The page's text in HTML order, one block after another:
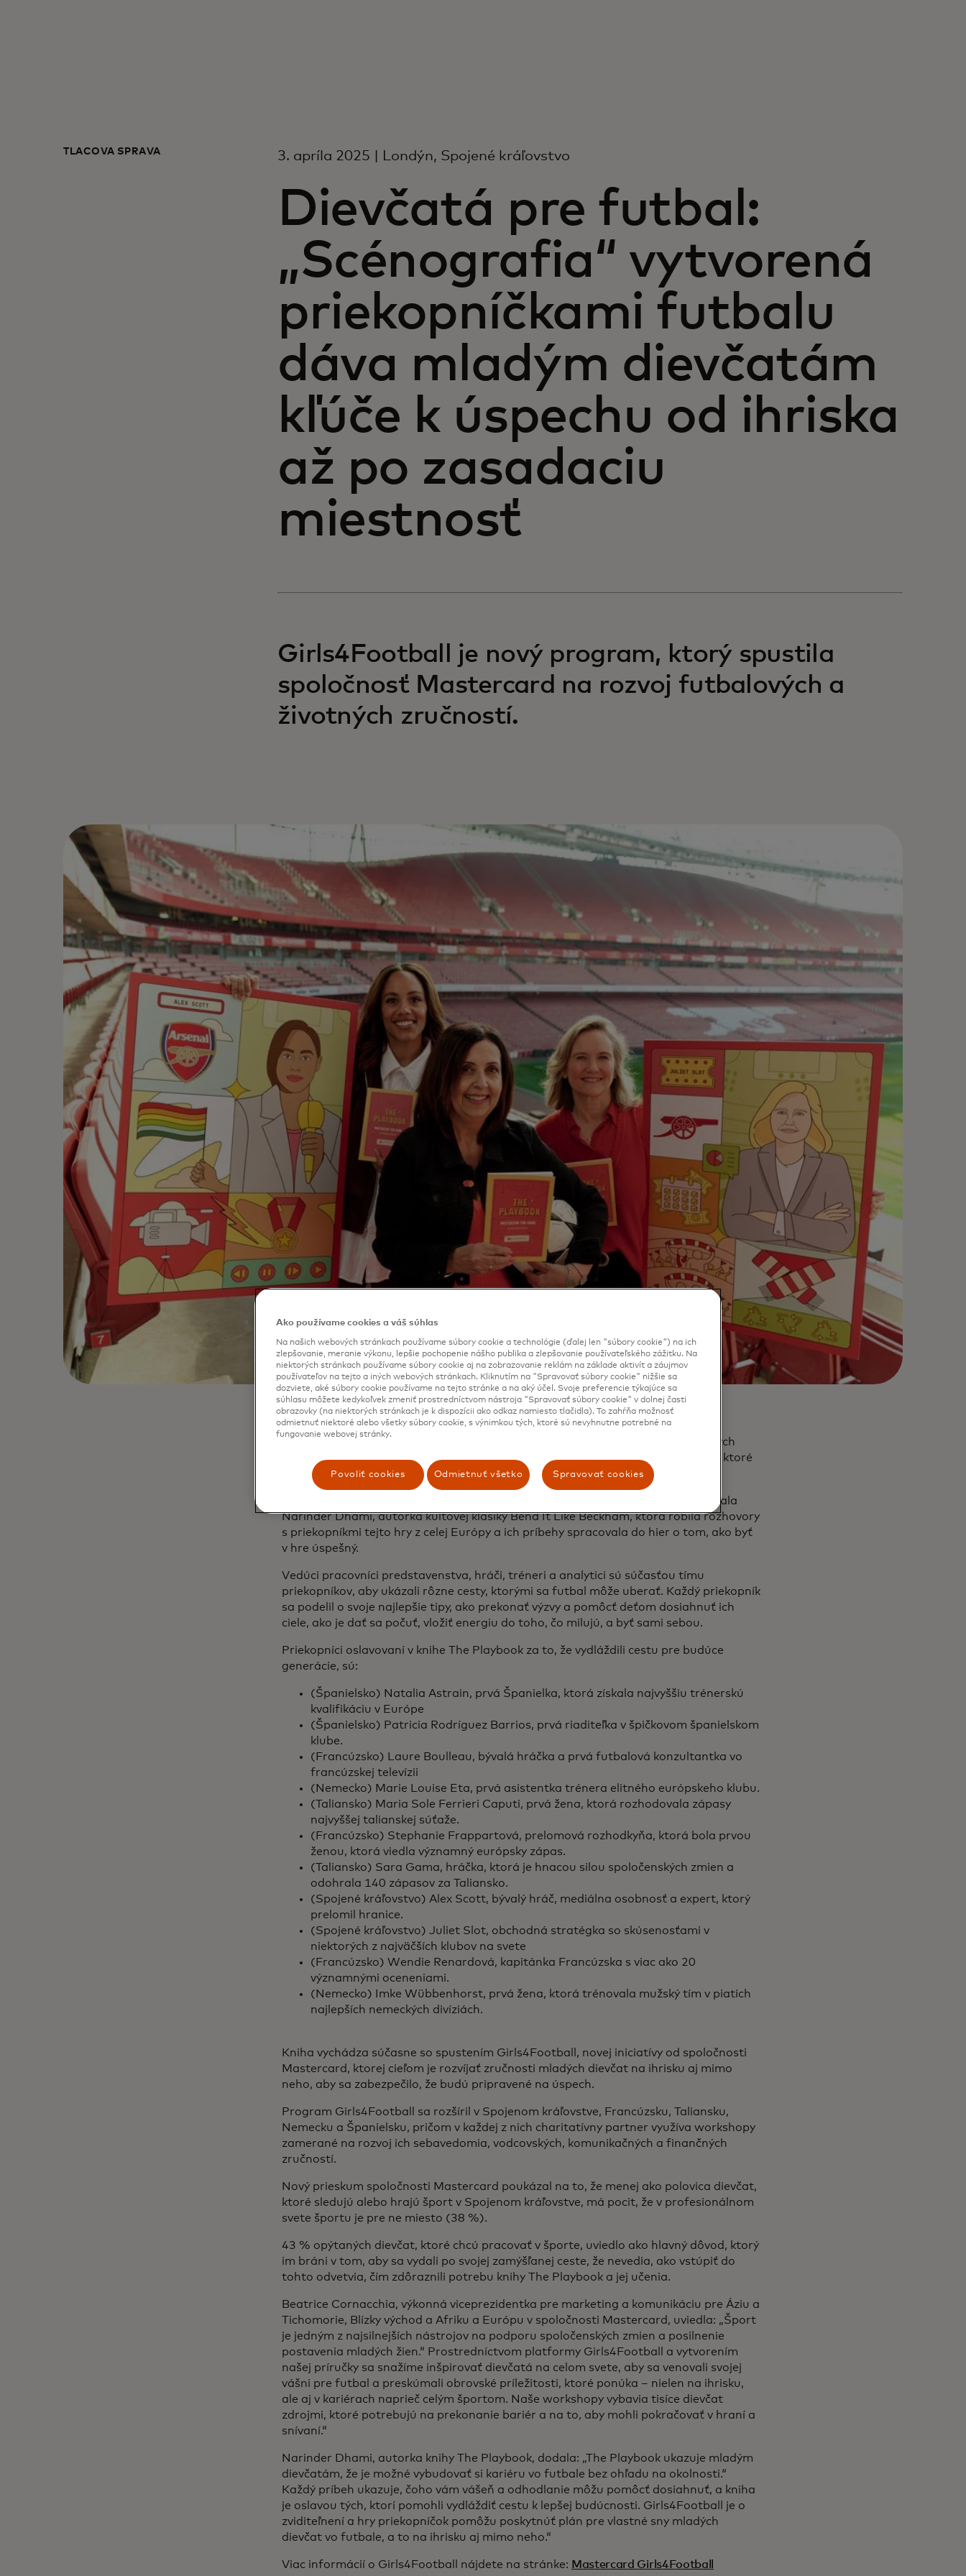
TLAČOVÁ SPRÁVA 3. apríla 2025 | Londýn, Spojené kráľovstvo
Dievčatá pre futbal:
„Scénografia“ vytvorená
priekopníčkami futbalu
dáva mladým dievčatám
kľúče k úspechu od ihriska
až po zasadaciu
miestnosť
Girls4Football je nový program, ktorý spustila
spoločnosť Mastercard na rozvoj futbalových a
životných zručností.
Spoločnosť Mastercard zhromaždila príbehy jedenástich najsilnejších futbalových
priekopníčok a vytvorila taktiku, ktorej cieľom je odovzdať niektoré z vedomostí, ktoré
im pomohli dosiahnuť úspech, mladým dievčatám.
“ (Zvládni hru ako Beckham) napísala
Narinder Dhami, autorka kultovej klasiky Bend It Like Beckham, ktorá robila rozhovory
s priekopníkmi tejto hry z celej Európy a ich príbehy spracovala do hier o tom, ako byť
v hre úspešný.
Vedúci pracovníci predstavenstva, hráči, tréneri a analytici sú súčasťou tímu
priekopníkov, aby ukázali rôzne cesty, ktorými sa futbal môže uberať. Každý priekopník
sa podelil o svoje najlepšie tipy, ako prekonať výzvy a pomôcť deťom dosiahnuť ich
ciele, ako je dať sa počuť, vložiť energiu do toho, čo milujú, a byť sami sebou.
Priekopníci oslavovaní v knihe The Playbook za to, že vydláždili cestu pre budúce
generácie, sú:​
(Španielsko) Natalia Astrain, prvá Španielka, ktorá získala najvyššiu trénerskú
kvalifikáciu v Európe
(Španielsko) Patricia Rodríguez Barrios, prvá riaditeľka v špičkovom španielskom
klube.
(Francúzsko) Laure Boulleau, bývalá hráčka a prvá futbalová konzultantka vo
francúzskej televízii
(Nemecko) Marie Louise Eta, prvá asistentka trénera elitného európskeho klubu.
(Taliansko) Maria Sole Ferrieri Caputi, prvá žena, ktorá rozhodovala zápasy
najvyššej talianskej súťaže.
(Francúzsko) Stephanie Frappartová, prelomová rozhodkyňa, ktorá bola prvou
ženou, ktorá viedla významný európsky zápas.
(Taliansko) Sara Gama, hráčka, ktorá je hnacou silou spoločenských zmien a
odohrala 140 zápasov za Taliansko.
(Spojené kráľovstvo) Alex Scott, bývalý hráč, mediálna osobnosť a expert, ktorý
prelomil hranice.
(Spojené kráľovstvo) Juliet Slot, obchodná stratégka so skúsenosťami v
niektorých z najväčších klubov na svete
(Francúzsko) Wendie Renardová, kapitánka Francúzska s viac ako 20
významnými oceneniami.
(Nemecko) Imke Wübbenhorst, prvá žena, ktorá trénovala mužský tím v piatich
najlepších nemeckých divíziách.
Kniha vychádza súčasne so spustením Girls4Football, novej iniciatívy od spoločnosti
Mastercard, ktorej cieľom je rozvíjať zručnosti mladých dievčat na ihrisku aj mimo
neho, aby sa zabezpečilo, že budú pripravené na úspech.
Program Girls4Football sa rozšíril v Spojenom kráľovstve, Francúzsku, Taliansku,
Nemecku a Španielsku, pričom v každej z nich charitatívny partner využíva workshopy
zamerané na rozvoj ich sebavedomia, vodcovských, komunikačných a finančných
zručností.
Nový prieskum spoločnosti Mastercard poukázal na to, že menej ako polovica dievčat,
ktoré sledujú alebo hrajú šport v Spojenom kráľovstve, má pocit, že v profesionálnom
svete športu je pre ne miesto (38 %).
43 % opýtaných dievčat, ktoré chcú pracovať v športe, uviedlo ako hlavný dôvod, ktorý
im bráni v tom, aby sa vydali po svojej zamýšľanej ceste, že nevedia, ako vstúpiť do
tohto odvetvia, čím zdôraznili potrebu knihy The Playbook a jej učenia.
Beatrice Cornacchia, výkonná viceprezidentka pre marketing a komunikáciu pre Áziu a
Tichomorie, Blízky východ a Afriku a Európu v spoločnosti Mastercard, uviedla: „Šport
je jedným z najsilnejších nástrojov na podporu spoločenských zmien a posilnenie
postavenia mladých žien.“ Prostredníctvom platformy Girls4Football a vytvorením
našej príručky sa snažíme inšpirovať dievčatá na celom svete, aby sa venovali svojej
vášni pre futbal a preskúmali obrovské príležitosti, ktoré ponúka – nielen na ihrisku,
ale aj v kariérach naprieč celým športom. Naše workshopy vybavia tisíce dievčat
zdrojmi, ktoré potrebujú na prekonanie bariér a na to, aby mohli pokračovať v hraní a
snívaní.“
Narinder Dhami, autorka knihy The Playbook, dodala: „The Playbook ukazuje mladým
dievčatám, že je možné vybudovať si kariéru vo futbale bez ohľadu na okolnosti.“
Každý príbeh ukazuje, čoho vám vášeň a odhodlanie môžu pomôcť dosiahnuť, a kniha
je oslavou tých, ktorí pomohli vydláždiť cestu k lepšej budúcnosti. Girls4Football je o
zviditeľnení a hry priekopníčok pomôžu poskytnúť plán pre vlastné sny mladých
dievčat vo futbale, a to na ihrisku aj mimo neho.“
Viac informácií o Girls4Football nájdete na stránke: Mastercard Girls4Football
Ako používame cookies a váš súhlas
Na našich webových stránkach používame súbory cookie a technológie (ďalej len "súbory cookie") na ich
zlepšovanie, meranie výkonu, lepšie pochopenie nášho publika a zlepšovanie používateľského zážitku. Na
niektorých stránkach používame súbory cookie aj na zobrazovanie reklám na základe aktivít a záujmov
používateľov na tejto a iných webových stránkach. Kliknutím na "Spravovať súbory cookie" nižšie sa
dozviete, aké súbory cookie používame na tejto stránke a na aký účel. Svoje preferencie týkajúce sa
súhlasu môžete kedykoľvek zmeniť prostredníctvom nástroja "Spravovať súbory cookie" v dolnej časti
obrazovky (na niektorých stránkach je k dispozícii ako odkaz namiesto tlačidla). To zahŕňa možnosť
odmietnuť niektoré alebo všetky súbory cookie, s výnimkou tých, ktoré sú nevyhnutne potrebné na
fungovanie webovej stránky.
Povoliť cookies Odmietnuť všetko Spravovať cookies